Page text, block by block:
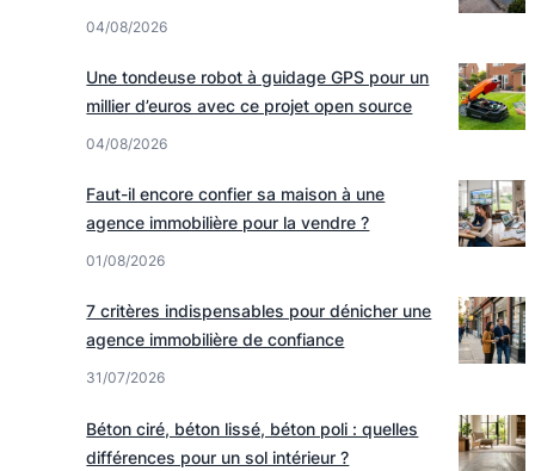
04/08/2026
Une tondeuse robot à guidage GPS pour un
millier d’euros avec ce projet open source
04/08/2026
Faut-il encore confier sa maison à une
agence immobilière pour la vendre ?
01/08/2026
7 critères indispensables pour dénicher une
agence immobilière de confiance
31/07/2026
Béton ciré, béton lissé, béton poli : quelles
différences pour un sol intérieur ?